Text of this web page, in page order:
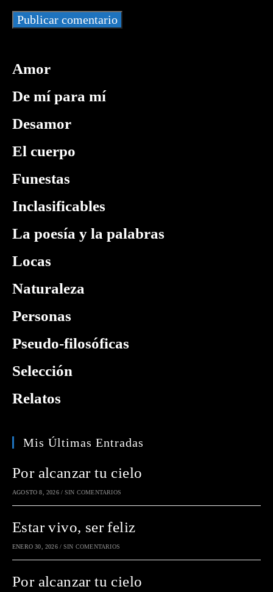
Amor
De mí para mí
Desamor
El cuerpo
Funestas
Inclasificables
La poesía y la palabras
Locas
Naturaleza
Personas
Pseudo-filosóficas
Selección
Relatos
Mis Últimas Entradas
Por alcanzar tu cielo
AGOSTO 8, 2026 / SIN COMENTARIOS
Estar vivo, ser feliz
ENERO 30, 2026 / SIN COMENTARIOS
Por alcanzar tu cielo